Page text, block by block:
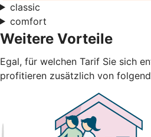
classic
comfort
Weitere Vorteile
Egal, für welchen Tarif Sie sich
profitieren zusätzlich von